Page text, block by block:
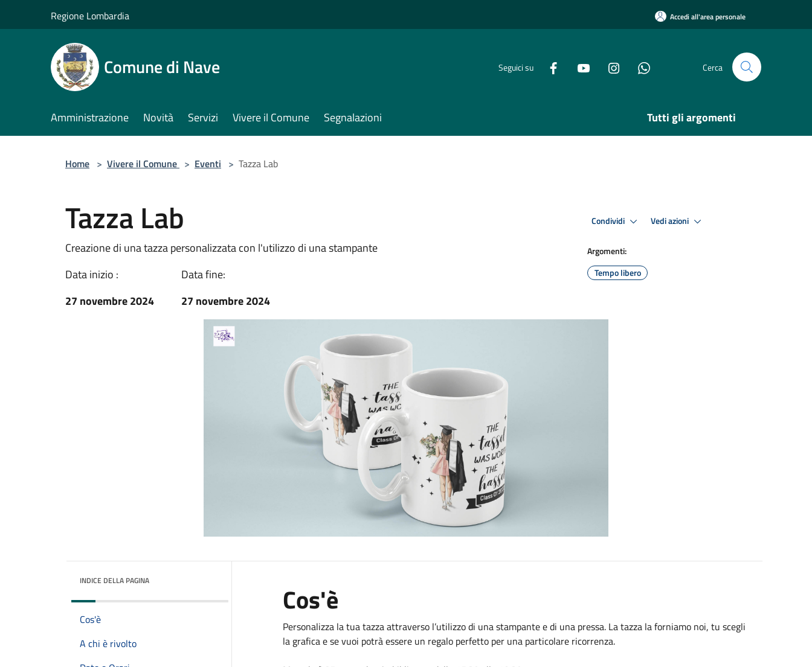
Regione Lombardia Accedi all'area personale
Comune di Nave Seguici su Cerca
Amministrazione Novità Servizi Vivere il Comune Segnalazioni Tutti gli argomenti
Home > Vivere il Comune > Eventi > Tazza Lab
Tazza Lab
Creazione di una tazza personalizzata con l'utilizzo di una stampante
Data inizio :
27 novembre 2024
Data fine:
27 novembre 2024
Condividi Vedi azioni
Argomenti:
Tempo libero
INDICE DELLA PAGINA
Cos'è
A chi è rivolto
Cos'è
Personalizza la tua tazza attraverso l’utilizzo di una stampante e di una pressa. La tazza la forniamo noi, tu scegli
la grafica e se vuoi potrà essere un regalo perfetto per una particolare ricorrenza.